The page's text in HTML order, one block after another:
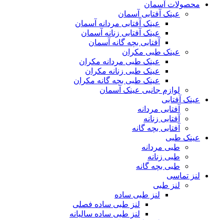
محصولات آسمان
عینک آفتابی آسمان
عینک آفتابی مردانه آسمان
عینک آفتابی زنانه آسمان
آفتابی بچه گانه آسمان
عینک طبی مکران
عینک طبی مردانه مکران
عینک طبی زنانه مکران
عینک طبی بچه گانه مکران
لوازم جانبی عینک آسمان
عینک آفتابی
آفتابی مردانه
آفتابی زنانه
آفتابی بچه گانه
عینک طبی
طبی مردانه
طبی زنانه
طبی بچه گانه
لنز تماسی
لنز طبی
لنز طبی ساده
لنز طبی ساده فصلی
لنز طبی ساده سالیانه